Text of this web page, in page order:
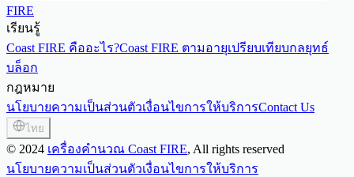
FIRE
เรียนรู้
Coast FIRE คืออะไร?Coast FIRE ตามอายุเปรียบเทียบกลยุทธ์
บล็อก
กฎหมาย
นโยบายความเป็นส่วนตัวเงื่อนไขการให้บริการContact Us
ไทย
© 2024 เครื่องคำนวณ Coast FIRE, All rights reserved
นโยบายความเป็นส่วนตัวเงื่อนไขการให้บริการ